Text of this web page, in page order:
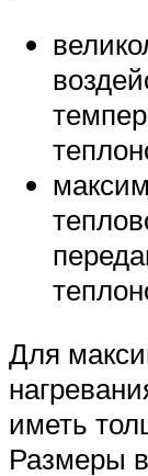
Для
иметь
Размеры